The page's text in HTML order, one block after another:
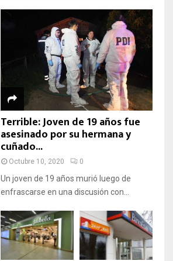
Terrible: Joven de 19 años fue
asesinado por su hermana y
cuñado...
Octubre 10, 2020 0
Un joven de 19 años murió luego de
enfrascarse en una discusión con...